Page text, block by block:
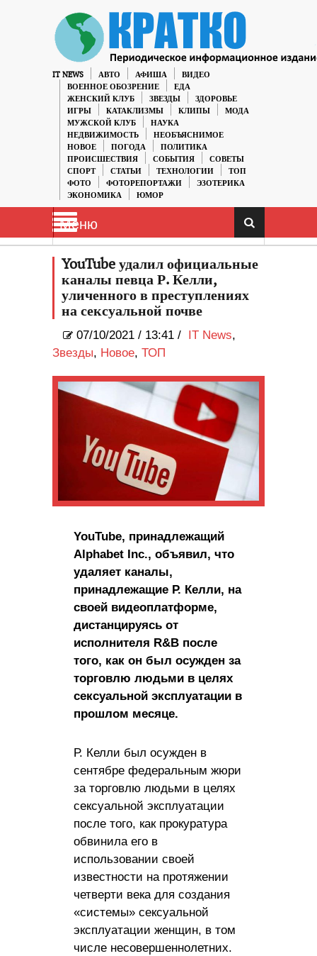
IT NEWS АВТО АФИША
ВИДЕО
ВОЕННОЕ ОБОЗРЕНИЕ
ЕДА
ЖЕНСКИЙ КЛУБ
ЗВЕЗДЫ
ЗДОРОВЬЕ
ИГРЫ
КАТАКЛИЗМЫ КЛИПЫ
МОДА
МУЖСКОЙ КЛУБ
НАУКА
НЕДВИЖИМОСТЬ
НЕОБЪЯСНИМОЕ
НОВОЕ
ПОГОДА
ПОЛИТИКА
ПРОИСШЕСТВИЯ
СОБЫТИЯ
СОВЕТЫ
СПОРТ
СТАТЬИ ТЕХНОЛОГИИ
ТОП
ФОТО
ФОТОРЕПОРТАЖИ
ЭЗОТЕРИКА
ЭКОНОМИКА
ЮМОР
Меню
YouTube удалил официальные
каналы певца Р. Келли,
уличенного в преступлениях
на сексуальной почве
07/10/2021 / 13:41 / IT News,
Звезды, Новое, ТОП
YouTube, принадлежащий
Alphabet Inc., объявил, что
удаляет каналы,
принадлежащие Р. Келли, на
своей видеоплатформе,
дистанцируясь от
исполнителя R&B после
того, как он был осужден за
торговлю людьми в целях
сексуальной эксплуатации в
прошлом месяце.
Р. Келли был осужден в
сентябре федеральным жюри
за торговлю людьми в целях
сексуальной эксплуатации
после того, как прокуратура
обвинила его в
использовании своей
известности на протяжении
четверти века для создания
«системы» сексуальной
эксплуатации женщин, в том
числе несовершеннолетних.